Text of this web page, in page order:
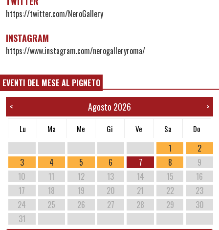
https://twitter.com/NeroGallery
INSTAGRAM
https://www.instagram.com/nerogalleryroma/
EVENTI DEL MESE AL PIGNETO
< Agosto 2026 >
Lu Ma Me Gi Ve Sa Do
1
2
3
4 5 6 7 8
9
10
11 12 13 14 15
16
17
18 19 20 21 22
23
24
25 26 27 28 29
30
31